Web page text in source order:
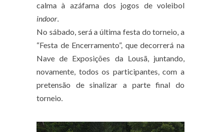
calma à azáfama dos jogos de voleibol
indoor.
No sábado, será a última festa do torneio, a
“Festa de Encerramento”, que decorrerá na
Nave de Exposições da Lousã, juntando,
novamente, todos os participantes, com a
pretensão de sinalizar a parte final do
torneio.